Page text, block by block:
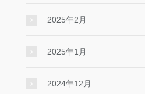
2025年2月
2025年1月
2024年12月